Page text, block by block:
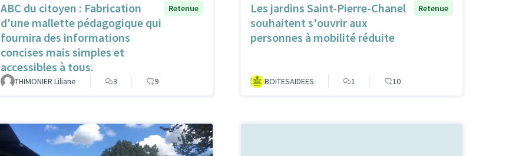
ABC du citoyen : Fabrication
d'une mallette pédagogique qui
fournira des informations
concises mais simples et
accessibles à tous.
Retenue
THIMONIER Liliane 3 9
Les jardins Saint-Pierre-Chanel
souhaitent s'ouvrir aux
personnes à mobilité réduite
Retenue
BOITESAIDEES 1 10